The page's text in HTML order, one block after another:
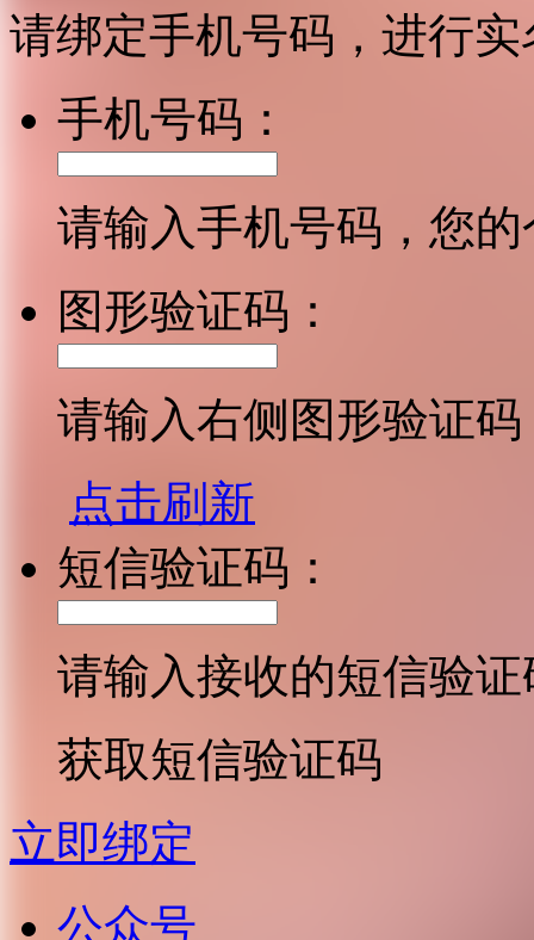
请绑定手机号码，进行
手机号码：
请输入手机号码，您
图形验证码：
请输入右侧图形验证码
点击刷新
短信验证码：
请输入接收的短信验证
获取短信验证码
立即绑定
公众号